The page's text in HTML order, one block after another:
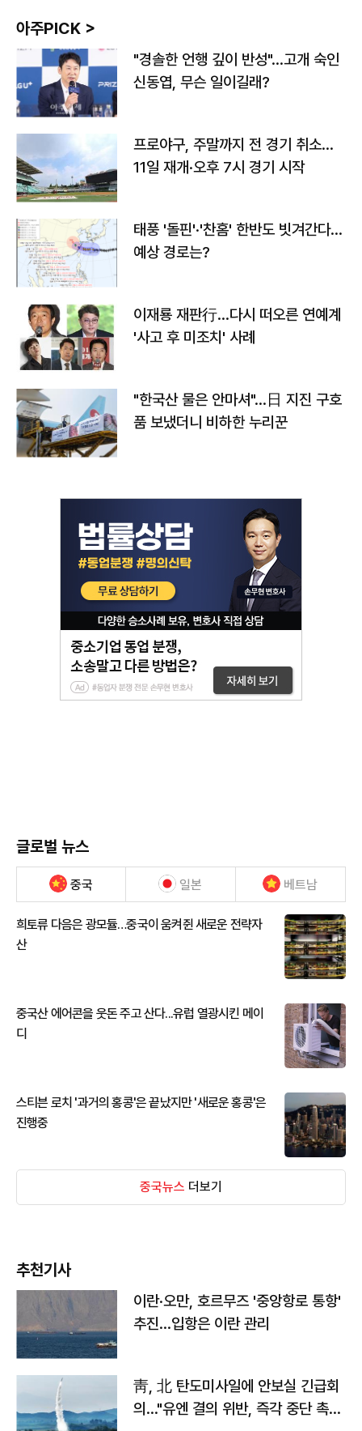
아주PICK >
"경솔한 언행 깊이 반성"…고개 숙인
신동엽, 무슨 일이길래?
프로야구, 주말까지 전 경기 취소…
11일 재개·오후 7시 경기 시작
태풍 '돌핀'·'찬홈' 한반도 빗겨간다…
예상 경로는?
이재룡 재판行…다시 떠오른 연예계
'사고 후 미조치' 사례
"한국산 물은 안마셔"…日 지진 구호
품 보냈더니 비하한 누리꾼
글로벌 뉴스
중국 일본 베트남
희토류 다음은 광모듈…중국이 움켜쥔 새로운 전략자
산
중국산 에어콘을 웃돈 주고 산다...유럽 열광시킨 메이
디
스티븐 로치 '과거의 홍콩'은 끝났지만 '새로운 홍콩'은
진행중
중국뉴스 더보기
추천기사
이란·오만, 호르무즈 '중앙항로 통항'
추진…입항은 이란 관리
靑, 北 탄도미사일에 안보실 긴급회
의…"유엔 결의 위반, 즉각 중단 촉